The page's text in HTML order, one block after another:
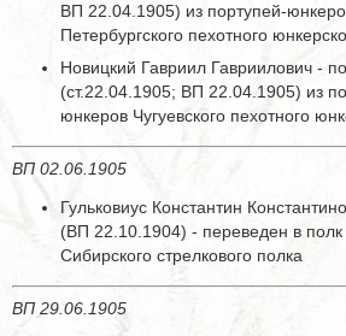
ВП 22.04.1905) из портупей-
Петербургского пехотного
Новицкий Гавриил Гавриилович -
(ст.22.04.1905; ВП 22.04.1905) из
юнкеров Чугуевского пехотного
ВП 02.06.1905
Гульковиус Константин
(ВП 22.10.1904) - переведен в полк
Сибирского стрелкового полка
ВП 29.06.1905